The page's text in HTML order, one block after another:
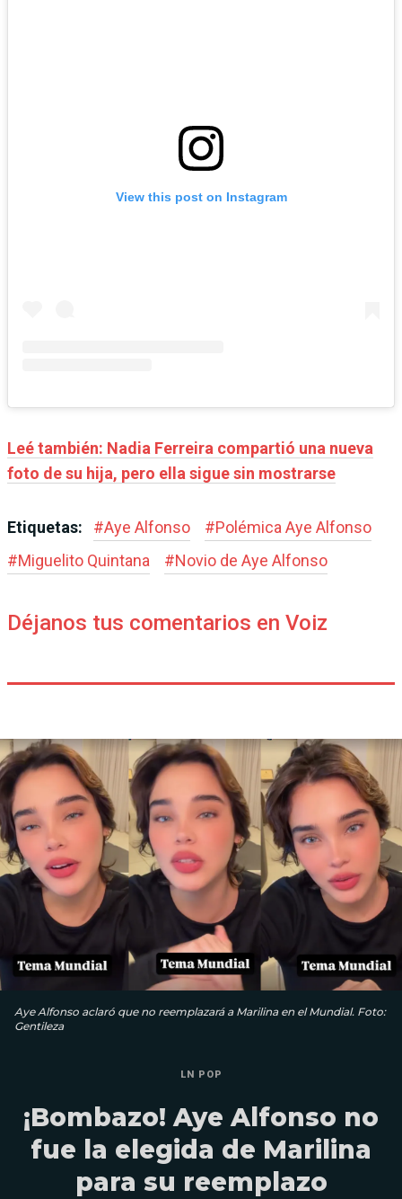
View this post on Instagram
Leé también: Nadia Ferreira compartió una nueva
foto de su hija, pero ella sigue sin mostrarse
Etiquetas: #Aye Alfonso #Polémica Aye Alfonso
#Miguelito Quintana #Novio de Aye Alfonso
Déjanos tus comentarios en Voiz
Aye Alfonso aclaró que no reemplazará a Marilina en el Mundial. Foto:
Gentileza
LN POP
¡Bombazo! Aye Alfonso no
fue la elegida de Marilina
para su reemplazo